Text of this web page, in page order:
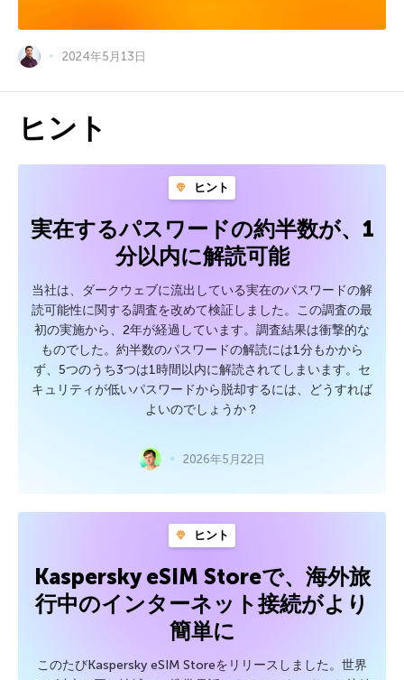
2024年5月13日
ヒント
ヒント
実在するパスワードの約半数が、1
分以内に解読可能
当社は、ダークウェブに流出している実在のパスワードの解
読可能性に関する調査を改めて検証しました。この調査の最
初の実施から、2年が経過しています。調査結果は衝撃的な
ものでした。約半数のパスワードの解読には1分もかから
ず、5つのうち3つは1時間以内に解読されてしまいます。セ
キュリティが低いパスワードから脱却するには、どうすれば
よいのでしょうか？
2026年5月22日
ヒント
Kaspersky eSIM Storeで、海外旅
行中のインターネット接続がより
簡単に
このたびKaspersky eSIM Storeをリリースしました。世界